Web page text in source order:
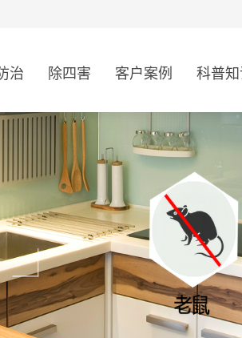
治 除四害 客户案例 科普